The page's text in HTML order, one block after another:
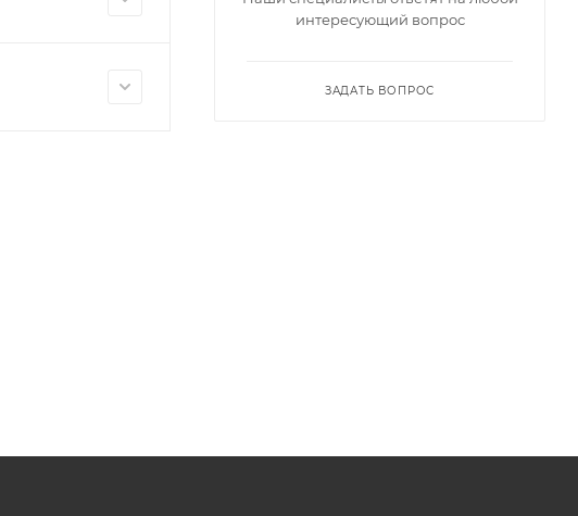
интересующий вопрос
ЗАДАТЬ ВОПРОС